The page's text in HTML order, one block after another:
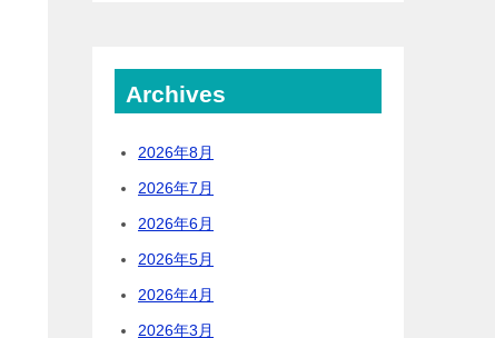
Archives
2026年8月
2026年7月
2026年6月
2026年5月
2026年4月
2026年3月